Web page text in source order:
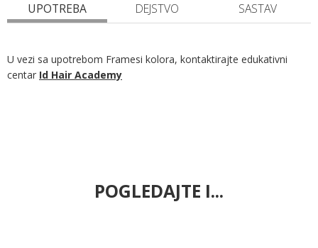
UPOTREBA DEJSTVO SASTAV
U vezi sa upotrebom Framesi kolora, kontaktirajte edukativni
centar Id Hair Academy
POGLEDAJTE I...